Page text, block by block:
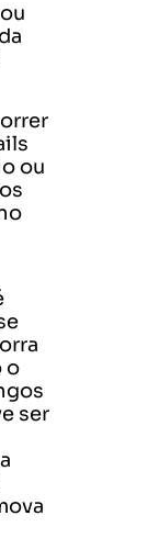
ou
da
ou
o
ser